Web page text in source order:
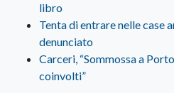
libro
Tenta di entrare nelle case
denunciato
Carceri, “Sommossa a
coinvolti”